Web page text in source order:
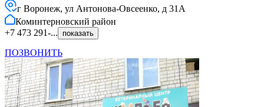
г Воронеж, ул Антонова-Овсеенко, д 31А
Коминтерновский район
+7 473 291-...
показать
ПОЗВОНИТЬ